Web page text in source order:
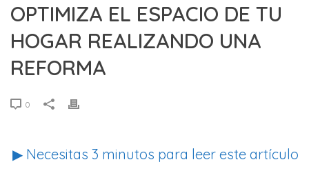
OPTIMIZA EL ESPACIO DE TU
HOGAR REALIZANDO UNA
REFORMA
0
▶ Necesitas 3 minutos para leer este artículo